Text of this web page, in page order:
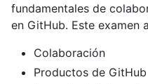
fundamentales de
en GitHub. Este examen
Colaboración
Productos de GitHub